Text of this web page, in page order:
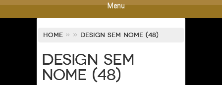
Menu
Home » » Design sem nome (48)
Design sem
nome (48)